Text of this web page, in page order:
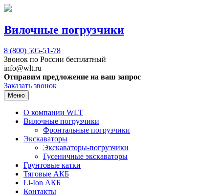
Вилочные погрузчики
8 (800) 505-51-78
Звонок по России бесплатный
info@wlt.ru
Отправим предложение на ваш запрос
Заказать звонок
Меню
О компании WLT
Вилочные погрузчики
Фронтальные погрузчики
Экскаваторы
Экскаваторы-погрузчики
Гусеничные экскаваторы
Грунтовые катки
Тяговые АКБ
Li-Ion АКБ
Контакты